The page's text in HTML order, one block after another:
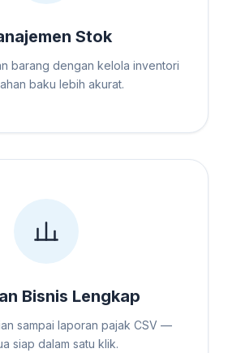
Stok
barang dengan kelola inventori
baku lebih akurat.
Bisnis Lengkap
sampai laporan pajak CSV —
siap dalam satu klik.